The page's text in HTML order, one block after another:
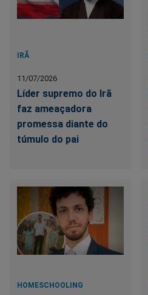
IRÃ
11/07/2026
Líder supremo do Irã
faz ameaçadora
promessa diante do
túmulo do pai
HOMESCHOOLING